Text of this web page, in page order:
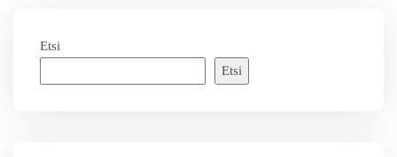
Etsi
Etsi